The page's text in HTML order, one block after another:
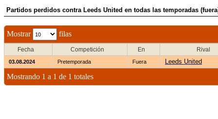
Partidos perdidos contra Leeds United en todas las temporadas
Mostrar filas
Fecha Competición En Rival
03.08.2024 Pretemporada Fuera Leeds United
Mostrando 1 a 1 de 1 totales